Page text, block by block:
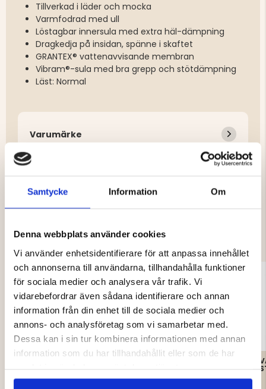
Samtycke Information Om
Denna webbplats använder cookies
Vi använder enhetsidentifierare för att anpassa innehållet
och annonserna till användarna, tillhandahålla funktioner
för sociala medier och analysera vår trafik. Vi
vidarebefordrar även sådana identifierare och annan
information från din enhet till de sociala medier och
annons- och analysföretag som vi samarbetar med.
Dessa kan i sin tur kombinera informationen med annan
information som du har tillhandahållit eller som de har
Tillverkad i läder och mocka
Varmfodrad med ull
Löstagbar innersula med extra häl-dämpning
Dragkedja på insidan, spänne i skaftet
GRANTEX® vattenavvisande membran
Vibram®-sula med bra grepp och stötdämpning
Läst: Normal
Varumärke
DU KANSKE OCKSÅ ÄR INTRESSERAD
AV